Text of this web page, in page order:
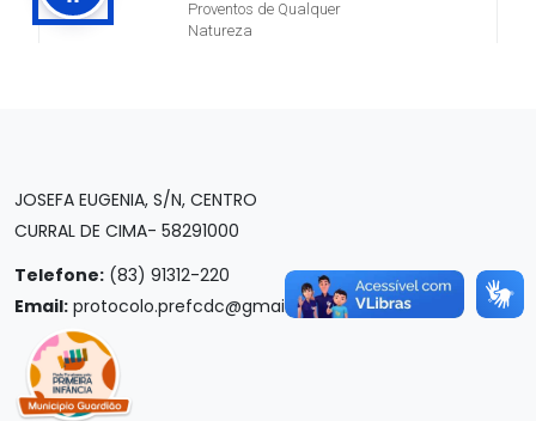
JOSEFA EUGENIA, S/N, CENTRO
CURRAL DE CIMA- 58291000
Telefone: (83) 91312-220
Email: protocolo.prefcdc@gmail.com